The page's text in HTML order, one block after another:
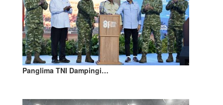
Panglima TNI Dampingi…